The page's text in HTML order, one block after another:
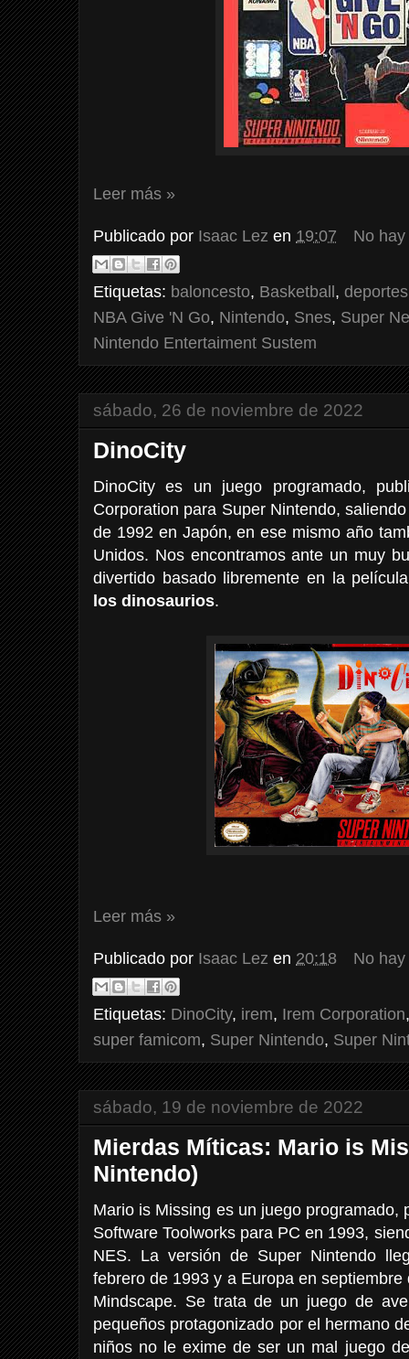
Leer más »
Publicado por Isaac Lez en 19:07 No
Etiquetas: baloncesto, Basketball, deportes
NBA Give 'N Go, Nintendo, Snes, Super
Nintendo Entertaiment Sustem
sábado, 26 de noviembre de 2022
DinoCity
DinoCity es un juego programado,
Corporation para Super Nintendo,
de 1992 en Japón, en ese mismo año
Unidos. Nos encontramos ante un muy
divertido basado libremente en la
los dinosaurios.
Leer más »
Publicado por Isaac Lez en 20:18 No
Etiquetas: DinoCity, irem, Irem Corporation
super famicom, Super Nintendo, Super
sábado, 19 de noviembre de 2022
Mierdas Míticas: Mario is
Nintendo)
Mario is Missing es un juego programado,
Software Toolworks para PC en 1993,
NES. La versión de Super Nintendo
febrero de 1993 y a Europa en
Mindscape. Se trata de un juego de
pequeños protagonizado por el hermano
niños no le exime de ser un mal juego